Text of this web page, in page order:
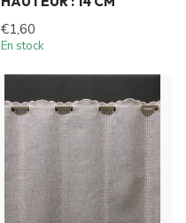
€1,60
En stock